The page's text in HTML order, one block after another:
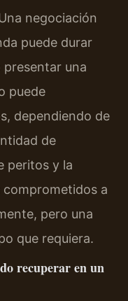
negociación
puede durar
presentar una
puede
dependiendo de
de
peritos y la
comprometidos a
pero una
que requiera.
recuperar en un